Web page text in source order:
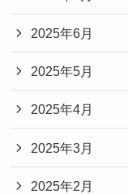
2025年6月
2025年5月
2025年4月
2025年3月
2025年2月